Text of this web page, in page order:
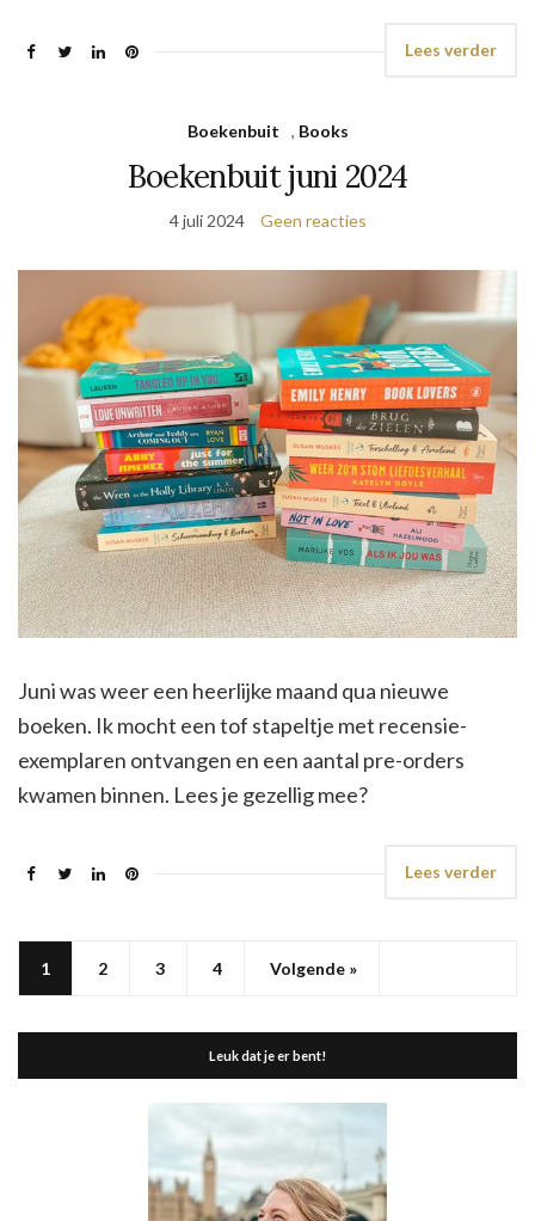
Lees verder
Boekenbuit , Books
Boekenbuit juni 2024
4 juli 2024 Geen reacties
Juni was weer een heerlijke maand qua nieuwe
boeken. Ik mocht een tof stapeltje met recensie-
exemplaren ontvangen en een aantal pre-orders
kwamen binnen. Lees je gezellig mee?
Lees verder
1 2 3 4 Volgende »
Leuk dat je er bent!